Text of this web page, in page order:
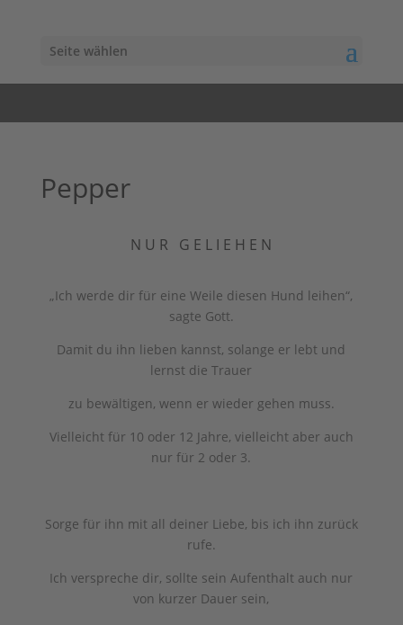
Seite wählen
Pepper
N U R G E L I E H E N
„Ich werde dir für eine Weile diesen Hund leihen“,
sagte Gott.
Damit du ihn lieben kannst, solange er lebt und
lernst die Trauer
zu bewältigen, wenn er wieder gehen muss.
Vielleicht für 10 oder 12 Jahre, vielleicht aber auch
nur für 2 oder 3.
Sorge für ihn mit all deiner Liebe, bis ich ihn zurück
rufe.
Ich verspreche dir, sollte sein Aufenthalt auch nur
von kurzer Dauer sein,